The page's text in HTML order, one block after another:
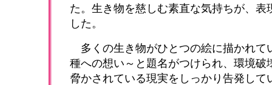
た。生き物を慈しむ素直な気持ちが、表
した。
多くの生き物がひとつの絵に描かれて
種への想い～と題名がつけられ、環境破
脅かされている現実をしっかり告発して